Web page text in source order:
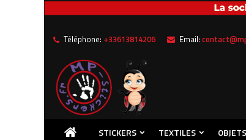
Téléphone: +33613814206 Email:
STICKERS TEXTILES OBJETS